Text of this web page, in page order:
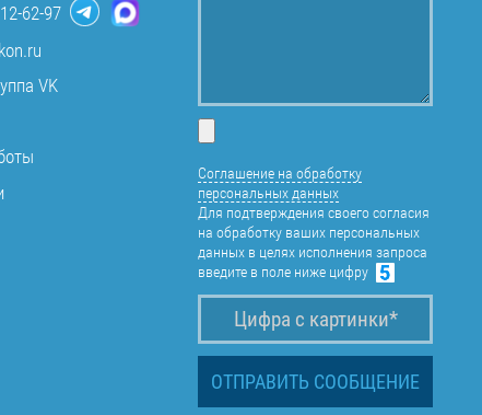
62-97
VK
Соглашение на обработку
персональных данных
Для подтверждения своего согласия
на обработку ваших персональных
данных в целях исполнения запроса
введите в поле ниже цифру